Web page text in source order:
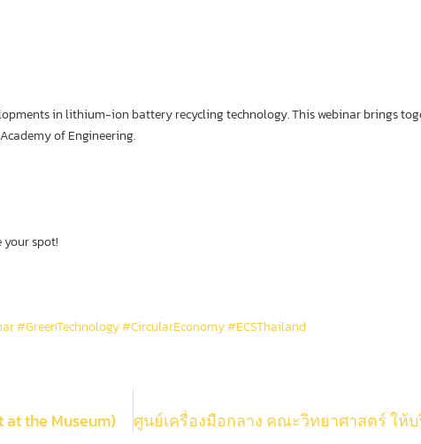
in lithium-ion battery recycling technology. This webinar brings
of Engineering.
your spot!
#GreenTechnology#CircularEconomy#ECSThailand
the Museum)